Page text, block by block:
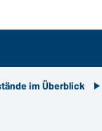
im Überblick